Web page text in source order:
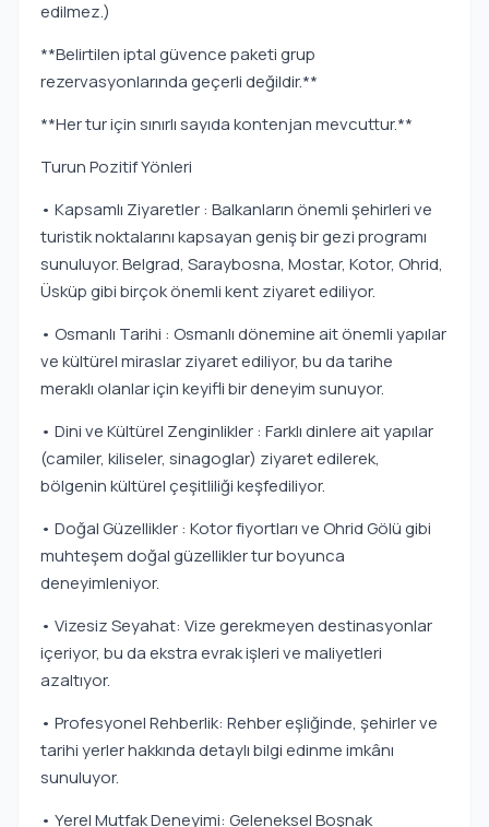
edilmez.)
**Belirtilen iptal güvence paketi grup
rezervasyonlarında geçerli değildir.**
**Her tur için sınırlı sayıda kontenjan mevcuttur.**
Turun Pozitif Yönleri
• Kapsamlı Ziyaretler : Balkanların önemli şehirleri ve
turistik noktalarını kapsayan geniş bir gezi programı
sunuluyor. Belgrad, Saraybosna, Mostar, Kotor, Ohrid,
Üsküp gibi birçok önemli kent ziyaret ediliyor.
• Osmanlı Tarihi : Osmanlı dönemine ait önemli yapılar
ve kültürel miraslar ziyaret ediliyor, bu da tarihe
meraklı olanlar için keyifli bir deneyim sunuyor.
• Dini ve Kültürel Zenginlikler : Farklı dinlere ait yapılar
(camiler, kiliseler, sinagoglar) ziyaret edilerek,
bölgenin kültürel çeşitliliği keşfediliyor.
• Doğal Güzellikler : Kotor fiyortları ve Ohrid Gölü gibi
muhteşem doğal güzellikler tur boyunca
deneyimleniyor.
• Vizesiz Seyahat: Vize gerekmeyen destinasyonlar
içeriyor, bu da ekstra evrak işleri ve maliyetleri
azaltıyor.
• Profesyonel Rehberlik: Rehber eşliğinde, şehirler ve
tarihi yerler hakkında detaylı bilgi edinme imkânı
sunuluyor.
• Yerel Mutfak Deneyimi: Geleneksel Boşnak